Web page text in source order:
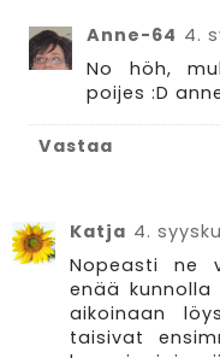
Anne-64 4.
No höh,
poijes :D
Vastaa
Katja 4.
Nopeasti ne
enää
aikoinaan
taisivat